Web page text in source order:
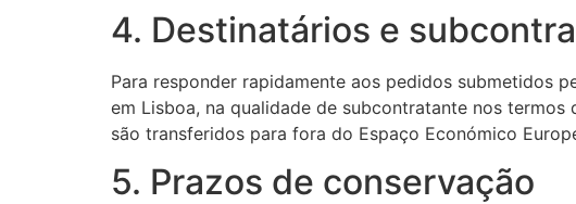
4. Destinatários e
Para responder rapidamente aos pedidos submetidos
em Lisboa, na qualidade de subcontratante nos
são transferidos para fora do Espaço Económico
5. Prazos de conservação